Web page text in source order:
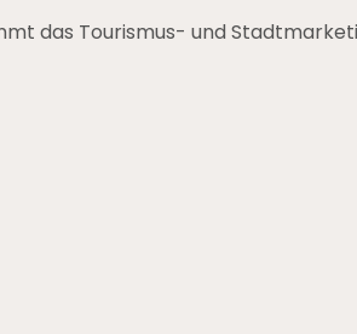
das Tourismus- und